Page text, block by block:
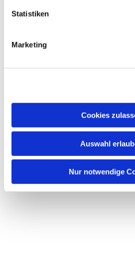
Statistiken
Marketing
Cookies
Auswahl
Nur notwendige
Dies könnte